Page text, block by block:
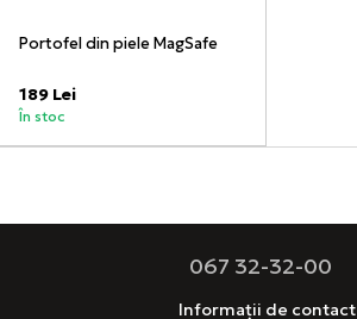
Portofel din piele MagSafe
189 Lei
În stoc
067 32-32-00
Informații de contact